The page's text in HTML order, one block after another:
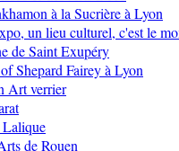
à la Sucrière à Lyon
un lieu culturel, c'est le
de Saint Exupéry
Shepard Fairey à Lyon
Art verrier
Lalique
de Rouen